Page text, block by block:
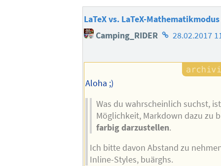
LaTeX vs. LaTeX-Mathematikmodus
Camping_RIDER Homepage
Autors
28.02.2017
Aloha ;)
Was du wahrscheinlich suchst,
Möglichkeit, Markdown dazu zu
farbig darzustellen.
Ich bitte davon Abstand zu
Inline-Styles, buärghs.